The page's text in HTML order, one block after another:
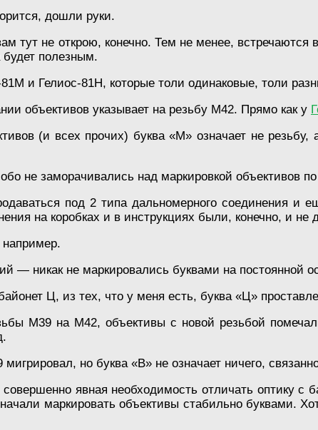
дошли руки.
тут не открою, конечно. Тем не менее,
полезным.
и Гелиос-81Н, которые толи одинаковые, толи
объективов указывает на резьбу М42. Прямо как у
(и всех прочих) буква «М» означает не
не заморачивались над маркировкой объективов
под 2 типа дальномерного соединения
на коробках и в инструкциях были, конечно, и не
— никак не маркировались буквами на постоянной
Ц, из тех, что у меня есть, буква «Ц»
М39 на М42, объективы с новой резьбой
но буква «В» не означает ничего,
явная необходимость отличать оптику с
маркировать объективы стабильно буквами.